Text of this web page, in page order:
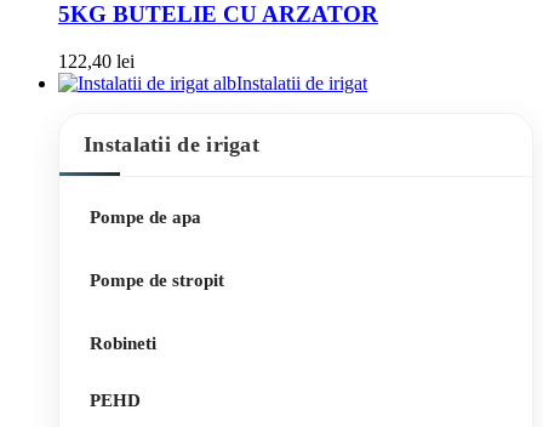
5KG BUTELIE CU ARZATOR
122,40 lei
Instalatii de irigat
Instalatii de irigat
Pompe de apa
Pompe de stropit
Robineti
PEHD